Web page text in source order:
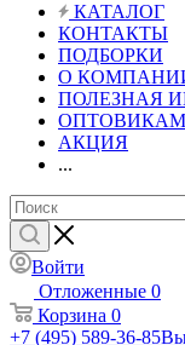
КАТАЛОГ
КОНТАКТЫ
ПОДБОРКИ
О
ПОЛЕЗНАЯ
ОПТОВИКАМ
АКЦИЯ
...
Войти
Отложенные 0
Корзина 0
+7 (495) 589-36-85